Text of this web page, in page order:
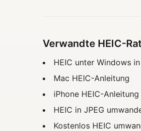
Verwandte HEIC-
HEIC unter Windows
Mac HEIC-Anleitung
iPhone HEIC-Anleitung
HEIC in JPEG
Kostenlos HEIC